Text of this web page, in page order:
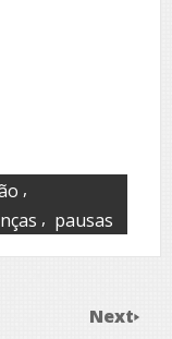
,
, pausas
Next